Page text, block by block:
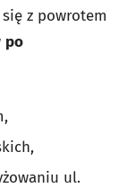
z powrotem
po
ul.